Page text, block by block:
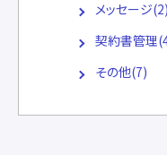
メッセージ(2)
契約書管理
その他(7)